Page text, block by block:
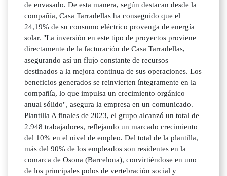
de envasado. De esta manera, según destacan desde la
compañía, Casa Tarradellas ha conseguido que el
24,19% de su consumo eléctrico provenga de energía
solar. "La inversión en este tipo de proyectos proviene
directamente de la facturación de Casa Tarradellas,
asegurando así un flujo constante de recursos
destinados a la mejora continua de sus operaciones. Los
beneficios generados se reinvierten íntegramente en la
compañía, lo que impulsa un crecimiento orgánico
anual sólido", asegura la empresa en un comunicado.
Plantilla A finales de 2023, el grupo alcanzó un total de
2.948 trabajadores, reflejando un marcado crecimiento
del 10% en el nivel de empleo. Del total de la plantilla,
más del 90% de los empleados son residentes en la
comarca de Osona (Barcelona), convirtiéndose en uno
de los principales polos de vertebración social y